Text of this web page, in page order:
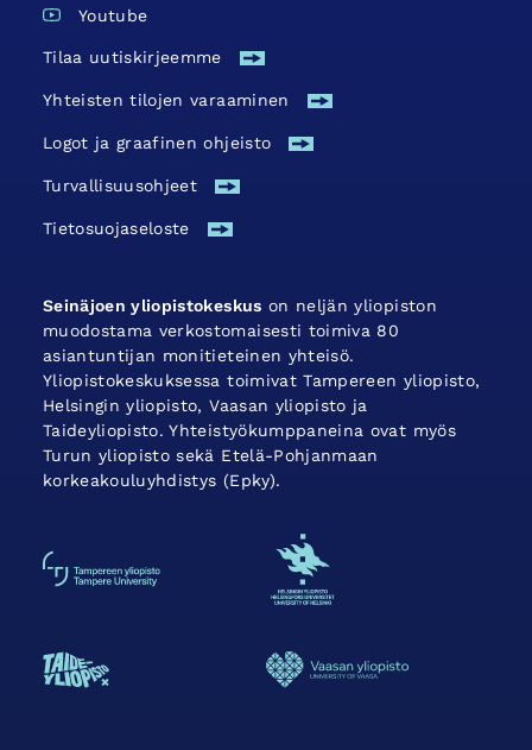
Youtube
Tilaa uutiskirjeemme
Yhteisten tilojen varaaminen
Logot ja graafinen ohjeisto
Turvallisuus­ohjeet
Tietosuojaseloste
Seinäjoen yliopistokeskus on neljän yliopiston
muodostama verkostomaisesti toimiva 80
asiantuntijan monitieteinen yhteisö.
Yliopistokeskuksessa toimivat Tampereen yliopisto,
Helsingin yliopisto, Vaasan yliopisto ja
Taideyliopisto. Yhteistyökumppaneina ovat myös
Turun yliopisto sekä Etelä-Pohjanmaan
korkeakouluyhdistys (Epky).